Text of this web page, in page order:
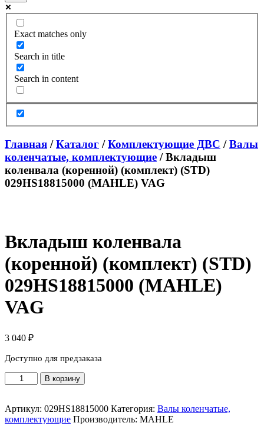
Exact matches only
Search in title
Search in content
Главная /Каталог /Комплектующие ДВС /Валы
коленчатые, комплектующие / Вкладыш
коленвала (коренной) (комплект) (STD)
029HS18815000 (MAHLE) VAG
Вкладыш коленвала
(коренной) (комплект) (STD)
029HS18815000 (MAHLE)
VAG
3 040 ₽
Доступно для предзаказа
Количество
товара
коленвала
(коренной)
В корзину
Артикул: 029HS18815000 Категория: Валы коленчатые,
комплектующие Производитель: MAHLE